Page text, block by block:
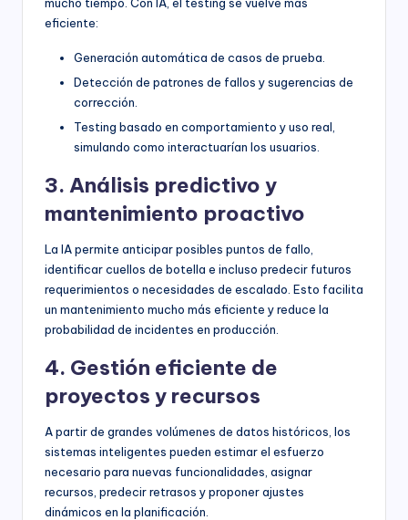
eficiente:
Generación automática de casos de prueba.
Detección de patrones de fallos y sugerencias de
corrección.
Testing basado en comportamiento y uso real,
simulando como interactuarían los usuarios.
3. Análisis predictivo y
mantenimiento proactivo
La IA permite anticipar posibles puntos de fallo,
identificar cuellos de botella e incluso predecir futuros
requerimientos o necesidades de escalado. Esto facilita
un mantenimiento mucho más eficiente y reduce la
probabilidad de incidentes en producción.
4. Gestión eficiente de
proyectos y recursos
A partir de grandes volúmenes de datos históricos, los
sistemas inteligentes pueden estimar el esfuerzo
necesario para nuevas funcionalidades, asignar
recursos, predecir retrasos y proponer ajustes
dinámicos en la planificación.